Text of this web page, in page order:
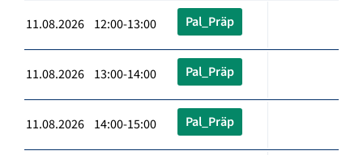
11.08.2026 12:00-13:00 Pal_Präp
11.08.2026 13:00-14:00 Pal_Präp
11.08.2026 14:00-15:00 Pal_Präp